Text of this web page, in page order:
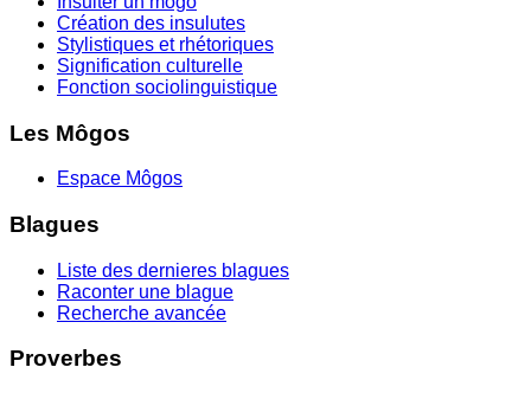
Création des insulutes
Stylistiques et rhétoriques
Signification culturelle
Fonction sociolinguistique
Les Môgos
Espace Môgos
Blagues
Liste des dernieres blagues
Raconter une blague
Recherche avancée
Proverbes